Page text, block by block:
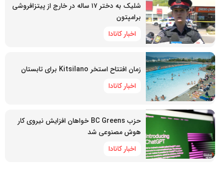
شلیک به دختر ۱۷ ساله در خارج از پیتزافروشی
برامپتون
اخبار کانادا
زمان افتتاح استخر Kitsilano برای تابستان
اخبار کانادا
حزب BC Greens خواهان افزایش نیروی کار
هوش مصنوعی شد
اخبار کانادا